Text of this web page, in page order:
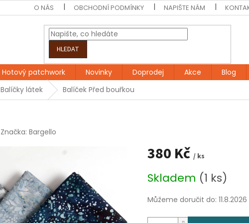
O NÁS OBCHODNÍ PODMÍNKY NAPIŠTE NÁM
HLEDAT
Hotový patchwork Novinky Doprodej Akce Blog
Balíčky látek Balíček Před bouřkou
Značka:Bargello
380 Kč / ks
cena:
Skladem (1 ks)
Můžeme doručit do: 11.8.2026